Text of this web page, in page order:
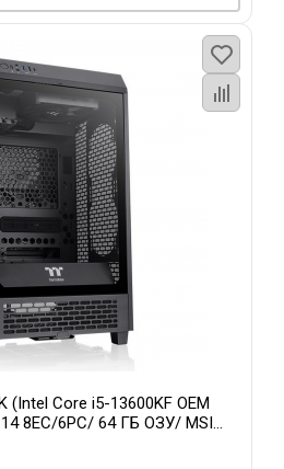
(Intel Core i5-13600KF OEM
8EC/6PC/ 64 ГБ ОЗУ/ MSI
16GB GDDR7 256bit 3xDP